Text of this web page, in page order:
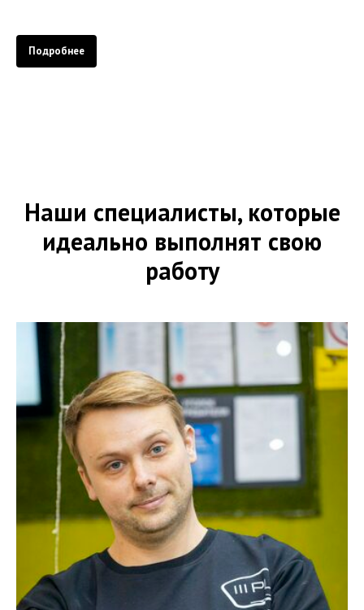
Подробнее
Наши специалисты, которые
идеально выполнят свою
работу